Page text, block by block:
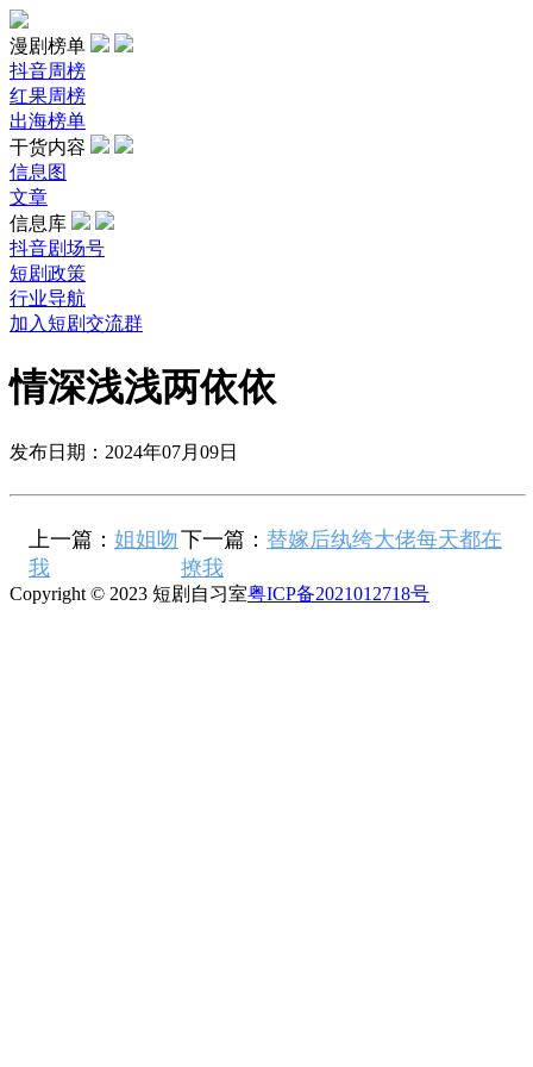
漫剧榜单
抖音周榜
红果周榜
出海榜单
干货内容
信息图
文章
信息库
抖音剧场号
短剧政策
行业导航
加入短剧交流群
情深浅浅两依依
发布日期：2024年07月09日
上一篇： 姐姐吻
我
下一篇： 替嫁后纨绔大佬每天都在
撩我
Copyright © 2023 短剧自习室粤ICP备2021012718号